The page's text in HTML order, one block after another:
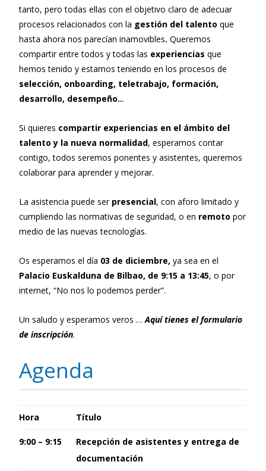
tanto, pero todas ellas con el objetivo claro de adecuar
procesos relacionados con la gestión del talento que
hasta ahora nos parecían inamovibles. Queremos
compartir entre todos y todas las experiencias que
hemos tenido y estamos teniendo en los procesos de
selección, onboarding, teletrabajo, formación,
desarrollo, desempeño...
Si quieres compartir experiencias en el ámbito del
talento y la nueva normalidad, esperamos contar
contigo, todos seremos ponentes y asistentes, queremos
colaborar para aprender y mejorar.
La asistencia puede ser presencial, con aforo limitado y
cumpliendo las normativas de seguridad, o en remoto por
medio de las nuevas tecnologías.
Os esperamos el día 03 de diciembre, ya sea en el
Palacio Euskalduna de Bilbao, de 9:15 a 13:45, o por
internet, “No nos lo podemos perder”.
Un saludo y esperamos veros …Aquí tienes el formulario
de inscripción.
Agenda
Hora Título
9:00 – 9:15
Recepción de asistentes y entrega de
documentación